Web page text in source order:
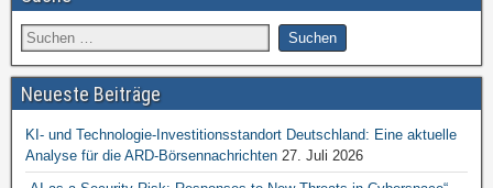
Neueste Beiträge
KI- und Technologie-Investitionsstandort Deutschland: Eine aktuelle
Analyse für die ARD-Börsennachrichten 27. Juli 2026